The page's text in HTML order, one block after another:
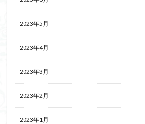
2023年5月
2023年4月
2023年3月
2023年2月
2023年1月